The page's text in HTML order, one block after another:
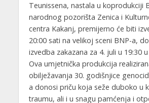
Teunissena, nastala u koprodukciji
narodnog pozorišta Zenica i
centra Kakanj, premijerno će biti
20:00 sati na velikoj sceni BNP-a,
izvedba zakazana za 4. juli u 19:30 u
Ova umjetnička produkcija
obilježavanja 30. godišnjice
a donosi priču koja seže duboko u
traumu, ali i u snagu pamćenja i